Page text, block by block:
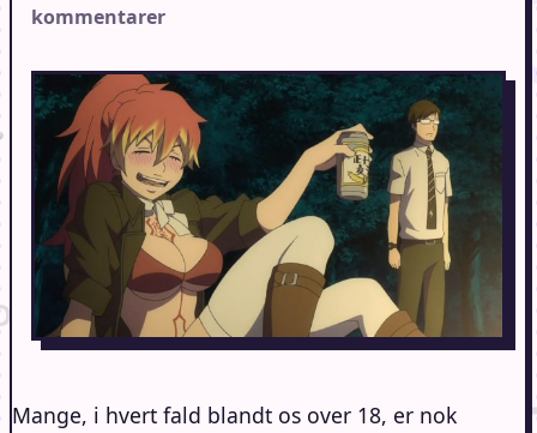
kommentarer
Mange, i hvert fald blandt os over 18, er nok